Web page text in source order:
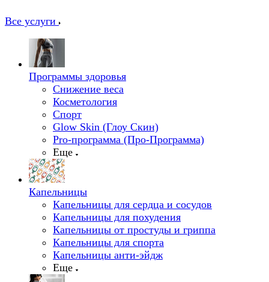
Все услуги
Программы здоровья
Снижение веса
Косметология
Спорт
Glow Skin (Глоу Скин)
Pro-программа (Про-Программа)
Еще
Капельницы
Капельницы для сердца и сосудов
Капельницы для похудения
Капельницы от простуды и гриппа
Капельницы для спорта
Капельницы анти-эйдж
Еще